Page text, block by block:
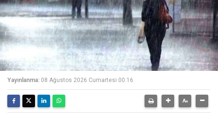
Yayınlanma: 08 Ağustos 2026 Cumartesi 00:16